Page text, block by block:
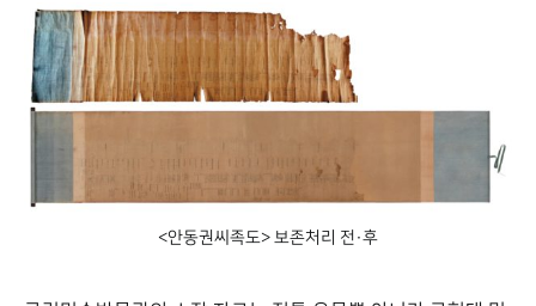
<안동권씨족도> 보존처리 전·후